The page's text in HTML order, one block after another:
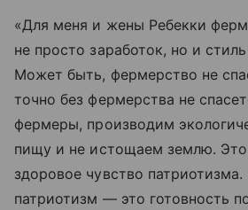
«Для меня и жены Ребекки
не просто заработок, но и
Может быть, фермерство не
точно без фермерства не
фермеры, производим
пищу и не истощаем землю. Это
здоровое чувство
патриотизм — это готовность